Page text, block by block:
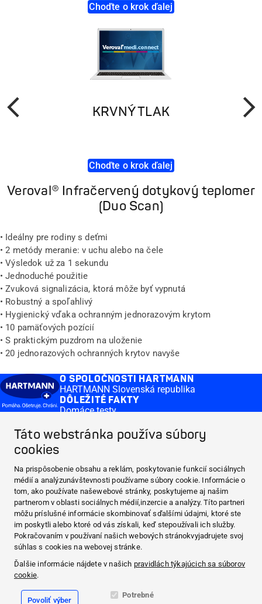
Táto webstránka používa súbory
cookies
Na prispôsobenie obsahu a reklám, poskytovanie funkcií sociálnych
médií a analýzunávštevnosti používame súbory cookie. Informácie o
tom, ako používate našewebové stránky, poskytujeme aj našim
partnerom v oblasti sociálnych médií,inzercie a analýzy. Títo partneri
môžu príslušné informácie skombinovať sďalšími údajmi, ktoré ste
im poskytli alebo ktoré od vás získali, keď stepoužívali ich služby.
Pokračovaním v používaní našich webových stránokvyjadrujete svoj
súhlas s cookies na webovej stránke.
Ďalšie informácie nájdete v našich pravidlách týkajúcich sa súborov
cookie.
Povoliť výber
Potrebné
Choďte o krok ďalej
Predchádzajúci Ďalšie
KRVNÝ TLAK
Choďte o krok ďalej
Veroval® Infračervený dotykový teplomer
(Duo Scan)
• Ideálny pre rodiny s deťmi
• 2 metódy meranie: v uchu alebo na čele
• Výsledok už za 1 sekundu
• Jednoduché použitie
• Zvuková signalizácia, ktorá môže byť vypnutá
• Robustný a spoľahlivý
• Hygienický vďaka ochranným jednorazovým krytom
• 10 pamäťových pozícií
• S praktickým puzdrom na uloženie
• 20 jednorazových ochranných krytov navyše
O SPOLOČNOSTI HARTMANN
HARTMANN Slovenská republika
DÔLEŽITÉ FAKTY
Domáce testy
ČASTO KLADENÉ OTÁZKY
Domáce testy
Distribution
CONTACT & MORE
Medi.connect Prihlásenie
O SPOLOČNOSTI HARTMANN
DÔLEŽITÉ FAKTY
ČASTO KLADENÉ OTÁZKY
MEDI.CONNECT
CONTACT & MORE
Facebook